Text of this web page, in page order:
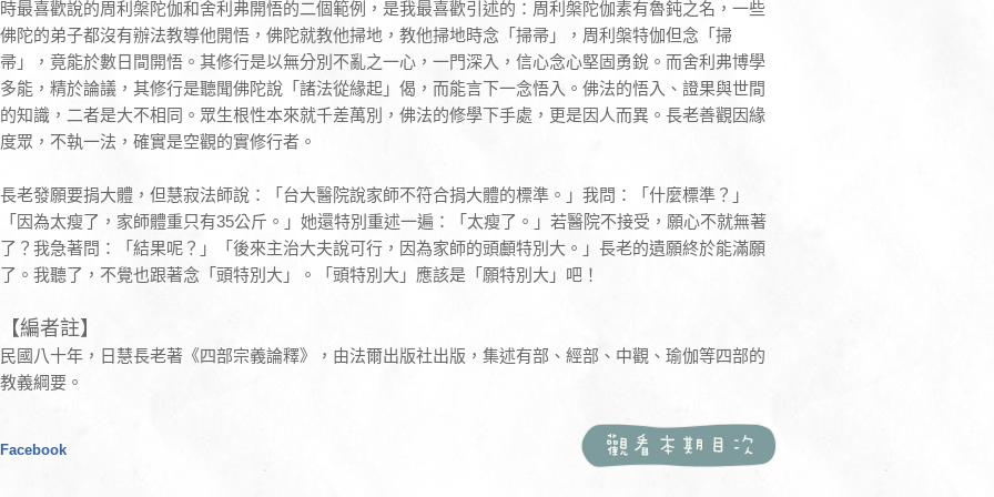
時最喜歡說的周利槃陀伽和舍利弗開悟的二個範例，是我最喜歡引述的：周利槃陀伽素有魯鈍之名，一些
佛陀的弟子都沒有辦法教導他開悟，佛陀就教他掃地，教他掃地時念「掃帚」，周利槃特伽但念「掃
帚」，竟能於數日間開悟。其修行是以無分別不亂之一心，一門深入，信心念心堅固勇銳。而舍利弗博學
多能，精於論議，其修行是聽聞佛陀說「諸法從緣起」偈，而能言下一念悟入。佛法的悟入、證果與世間
的知識，二者是大不相同。眾生根性本來就千差萬別，佛法的修學下手處，更是因人而異。長老善觀因緣
度眾，不執一法，確實是空觀的實修行者。
長老發願要捐大體，但慧寂法師說：「台大醫院說家師不符合捐大體的標準。」我問：「什麼標準？」
「因為太瘦了，家師體重只有35公斤。」她還特別重述一遍：「太瘦了。」若醫院不接受，願心不就無著
了？我急著問：「結果呢？」「後來主治大夫說可行，因為家師的頭顱特別大。」長老的遺願終於能滿願
了。我聽了，不覺也跟著念「頭特別大」。「頭特別大」應該是「願特別大」吧！
【編者註】
民國八十年，日慧長老著《四部宗義論釋》，由法爾出版社出版，集述有部、經部、中觀、瑜伽等四部的
教義綱要。
Facebook